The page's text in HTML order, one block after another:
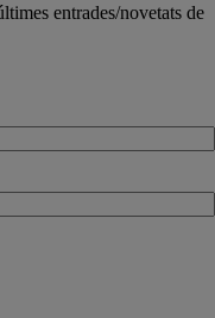
entrades/novetats de